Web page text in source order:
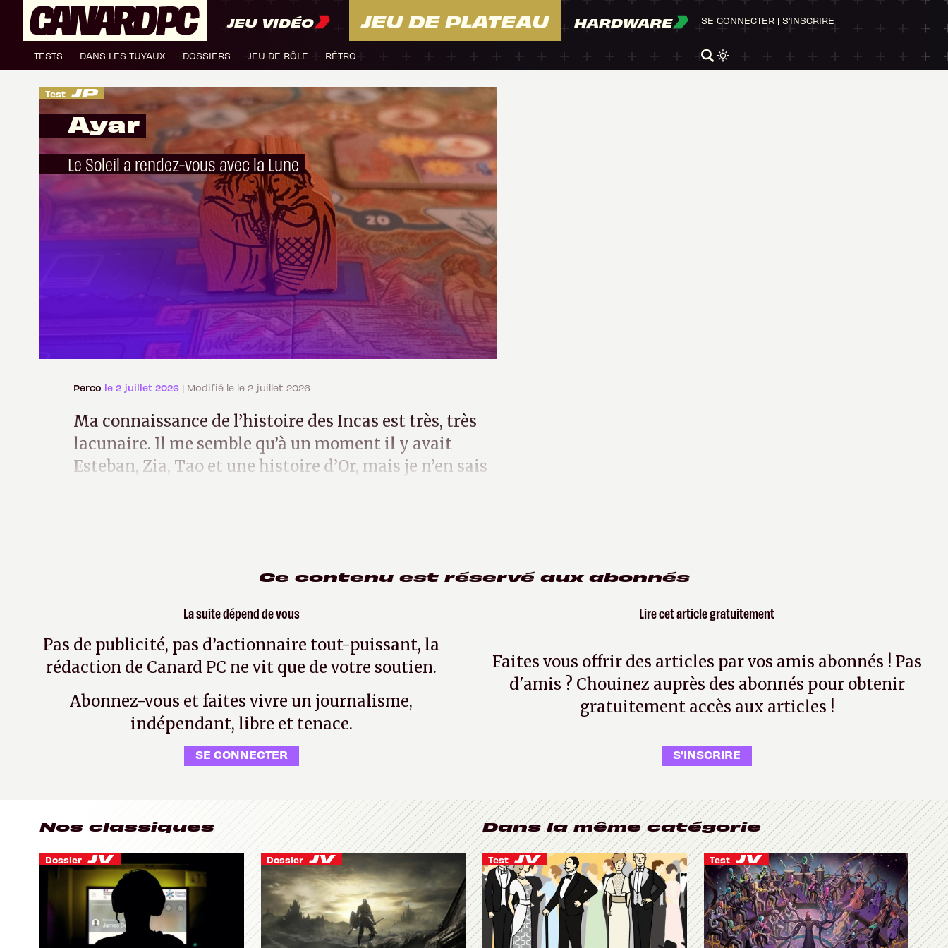
JEU VIDÉO JEU DE PLATEAU HARDWARE
TESTS DANS LES TUYAUX DOSSIERS JEU DE RÔLE RÉTRO
SE CONNECTER | S'INSCRIRE
Test
Ayar
Le Soleil a rendez-vous avec la Lune
Perco le 2 juillet 2026 | Modifié le le 2 juillet 2026
Ma connaissance de l’histoire des Incas est très, très
lacunaire. Il me semble qu’à un moment il y avait
Esteban, Zia, Tao et une histoire d’Or, mais je n’en sais
Ce contenu est réservé aux abonnés
La suite dépend de vous
Pas de publicité, pas d’actionnaire tout-puissant, la
rédaction de Canard PC ne vit que de votre soutien.
Abonnez-vous et faites vivre un journalisme,
indépendant, libre et tenace.
SE CONNECTER
Lire cet article gratuitement
Faites vous offrir des articles par vos amis abonnés ! Pas
d'amis ? Chouinez auprès des abonnés pour obtenir
gratuitement accès aux articles !
S'INSCRIRE
Nos classiques
Dossier Dossier
Dans la même catégorie
Test Test